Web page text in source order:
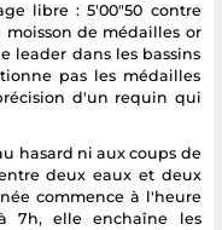
libre : 5'00"50 contre
moisson de médailles or
leader dans les bassins
pas les médailles
d'un requin qui
hasard ni aux coups de
deux eaux et deux
commence à l'heure
7h, elle enchaîne les